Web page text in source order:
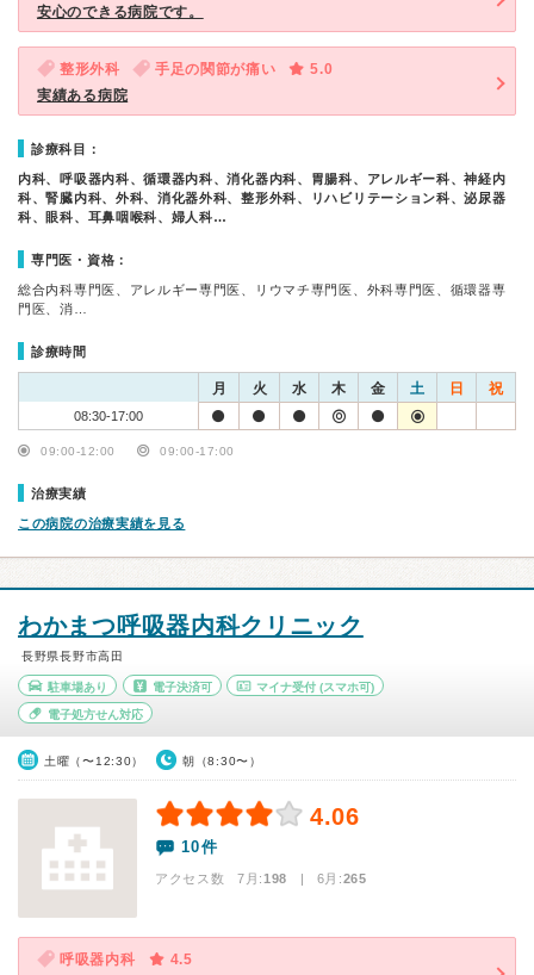
安心のできる病院です。
整形外科 手足の関節が痛い
5.0
実績ある病院
診療科目：
内科、呼吸器内科、循環器内科、消化器内科、胃腸科、アレルギー科、神経内
科、腎臓内科、外科、消化器外科、整形外科、リハビリテーション科、泌尿器
科、眼科、耳鼻咽喉科、婦人科…
専門医・資格：
総合内科専門医、アレルギー専門医、リウマチ専門医、外科専門医、循環器専
門医、消…
診療時間
月 火 水 木 金 土 日 祝
08:30-17:00
09:00-12:00 09:00-17:00
治療実績
この病院の治療実績を見る
わかまつ呼吸器内科クリニック
長野県長野市高田
駐車場あり 電子決済可 マイナ受付 (スマホ可)
電子処方せん対応
土曜（〜12:30） 朝（8:30〜）
4.06
10件
アクセス数 7月:198 | 6月:265
呼吸器内科
4.5